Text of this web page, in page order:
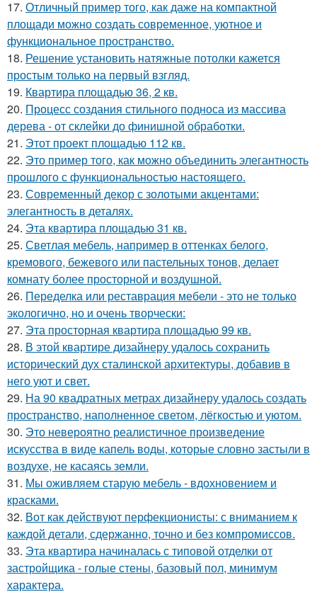
17. Отличный пример того, как даже на компактной
площади можно создать современное, уютное и
функциональное пространство.
18. Решение установить натяжные потолки кажется
простым только на первый взгляд.
19. Квартира площадью 36, 2 кв.
20. Процесс создания стильного подноса из массива
дерева - от склейки до финишной обработки.
21. Этот проект площадью 112 кв.
22. Это пример того, как можно объединить элегантность
прошлого с функциональностью настоящего.
23. Современный декор с золотыми акцентами:
элегантность в деталях.
24. Эта квартира площадью 31 кв.
25. Светлая мебель, например в оттенках белого,
кремового, бежевого или пастельных тонов, делает
комнату более просторной и воздушной.
26. Переделка или реставрация мебели - это не только
экологично, но и очень творчески:
27. Эта просторная квартира площадью 99 кв.
28. В этой квартире дизайнеру удалось сохранить
исторический дух сталинской архитектуры, добавив в
него уют и свет.
29. На 90 квадратных метрах дизайнеру удалось создать
пространство, наполненное светом, лёгкостью и уютом.
30. Это невероятно реалистичное произведение
искусства в виде капель воды, которые словно застыли в
воздухе, не касаясь земли.
31. Мы оживляем старую мебель - вдохновением и
красками.
32. Вот как действуют перфекционисты: с вниманием к
каждой детали, сдержанно, точно и без компромиссов.
33. Эта квартира начиналась с типовой отделки от
застройщика - голые стены, базовый пол, минимум
характера.